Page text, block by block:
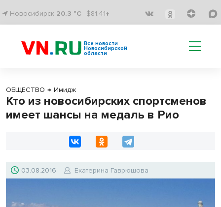
Новосибирск 20.3 °C $81.41↑
Все новости
Новосибирской
области
ОБЩЕСТВО → Имидж
Кто из новосибирских спортсменов
имеет шансы на медаль в Рио
03.08.2016 Екатерина Гаврюшова